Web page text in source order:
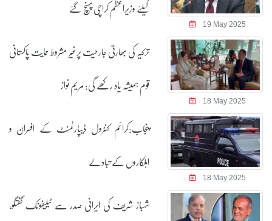
19 May 2025
کیلئے وزیراعظم کراچی پہنچ گئے
18 May 2025
ترکیہ کی بھارتی جارحیت پرغیر مشروط حمایت پاکستانی
قوم ہمیشہ یاد رکھے گی: مریم نواز
18 May 2025
پنجاب:کرائم کنٹرول ڈیپارٹمنٹ کے افسران و
اہلکاروں کے تبادلے
شہباز شریف کی ایرانی صدر سے ٹیلیفونک گفتگو،